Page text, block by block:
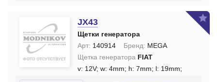
JX43
Щетки генератора
Арт: 140914 Бренд: MEGA
Щетка генератора FIAT
v: 12V; w: 4mm; h: 7mm; l: 19mm;